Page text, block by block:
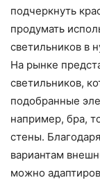
подчеркнуть
продумать
светильников в
На рынке
светильников,
подобранные
например, бра,
стены.
вариантам
можно